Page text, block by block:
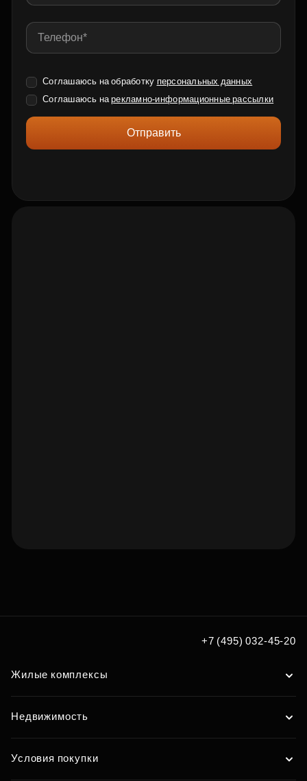
Соглашаюсь на обработку персональных данных
Соглашаюсь нарекламно-информационные рассылки
Отправить
+7 (495) 032-45-20
Жилые комплексы
Недвижимость
Условия покупки